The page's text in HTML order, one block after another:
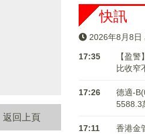
返回上頁
快訊
2026年8月8日
17:35
【盈
比收窄
17:26
德適-
5588.3
17:11
香港金